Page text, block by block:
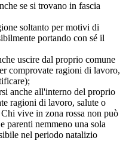
se si trovano in fascia
soltanto per motivi di
portando con sé il
uscire dal proprio comune
comprovate ragioni di lavoro,
anche all'interno del proprio
ragioni di lavoro, salute o
vive in zona rossa non può
parenti nemmeno una sola
nel periodo natalizio